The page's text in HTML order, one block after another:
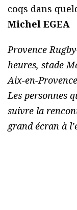
coqs dans
Michel EGEA
Provence
heures, stade
Aix-en-
Les personnes
suivre la
grand écran à